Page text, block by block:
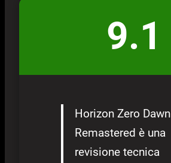
9.1
Horizon Zero Dawn
Remastered è una
revisione tecnica